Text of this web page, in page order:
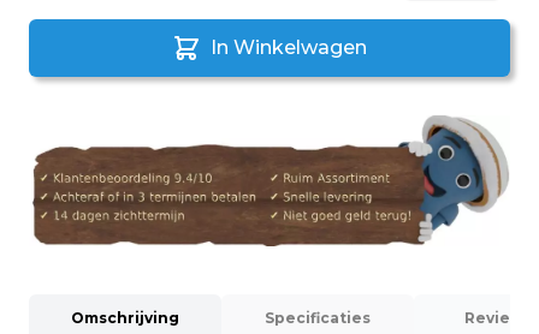
In Winkelwagen
Omschrijving Specificaties Reviews